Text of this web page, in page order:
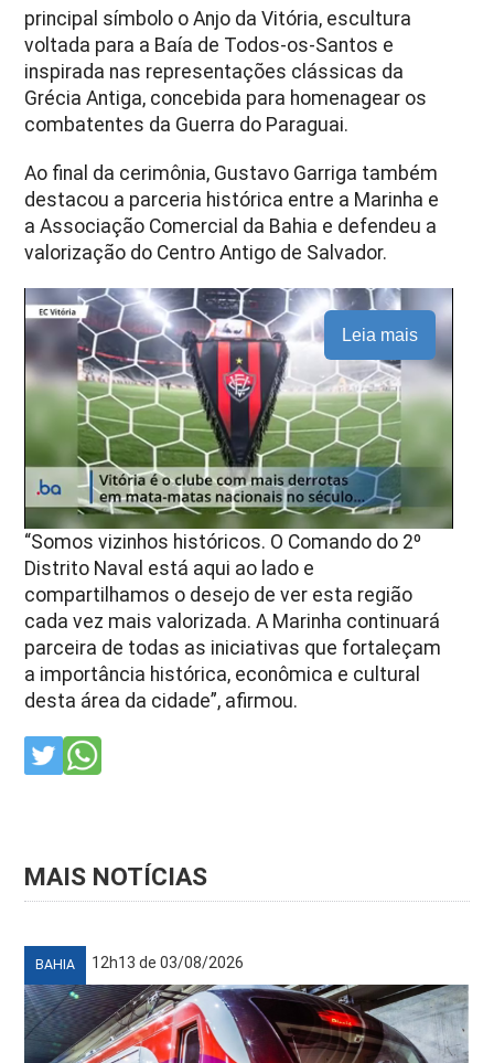
principal símbolo o Anjo da Vitória, escultura
voltada para a Baía de Todos-os-Santos e
inspirada nas representações clássicas da
Grécia Antiga, concebida para homenagear os
combatentes da Guerra do Paraguai.
Ao final da cerimônia, Gustavo Garriga também
destacou a parceria histórica entre a Marinha e
a Associação Comercial da Bahia e defendeu a
valorização do Centro Antigo de Salvador.
Leia mais
“Somos vizinhos históricos. O Comando do 2º
Distrito Naval está aqui ao lado e
compartilhamos o desejo de ver esta região
cada vez mais valorizada. A Marinha continuará
parceira de todas as iniciativas que fortaleçam
a importância histórica, econômica e cultural
desta área da cidade”, afirmou.
MAIS NOTÍCIAS
BAHIA 12h13 de 03/08/2026